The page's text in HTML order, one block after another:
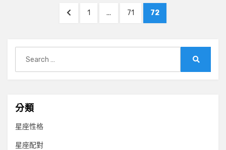
分
PREVIOUS
PAGE
1 ... PAGE
71 PAGE
72
for:
分類
星座性格
星座配對